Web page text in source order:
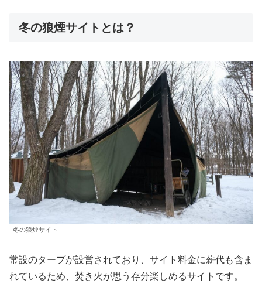
冬の狼煙サイトとは？
冬の狼煙サイト
常設のタープが設営されており、サイト料金に薪代も含ま
れているため、焚き火が思う存分楽しめるサイトです。